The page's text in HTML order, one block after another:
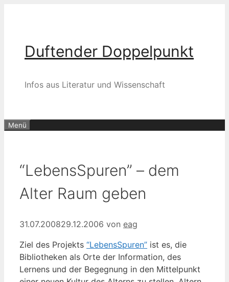
Duftender Doppelpunkt
Infos aus Literatur und Wissenschaft
Menü
“LebensSpuren” – dem
Alter Raum geben
31.07.200829.12.2006 von eag
Ziel des Projekts “LebensSpuren” ist es, die
Bibliotheken als Orte der Information, des
Lernens und der Begegnung in den Mittelpunkt